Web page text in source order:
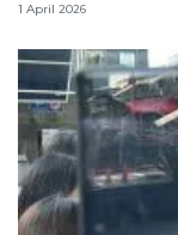
1 April 2026